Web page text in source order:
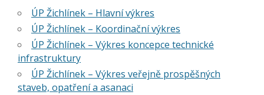
ÚP Žichlínek – Hlavní výkres
ÚP Žichlínek – Koordinační výkres
ÚP Žichlínek – Výkres koncepce technické
infrastruktury
ÚP Žichlínek – Výkres veřejně prospěšných
staveb, opatření a asanaci